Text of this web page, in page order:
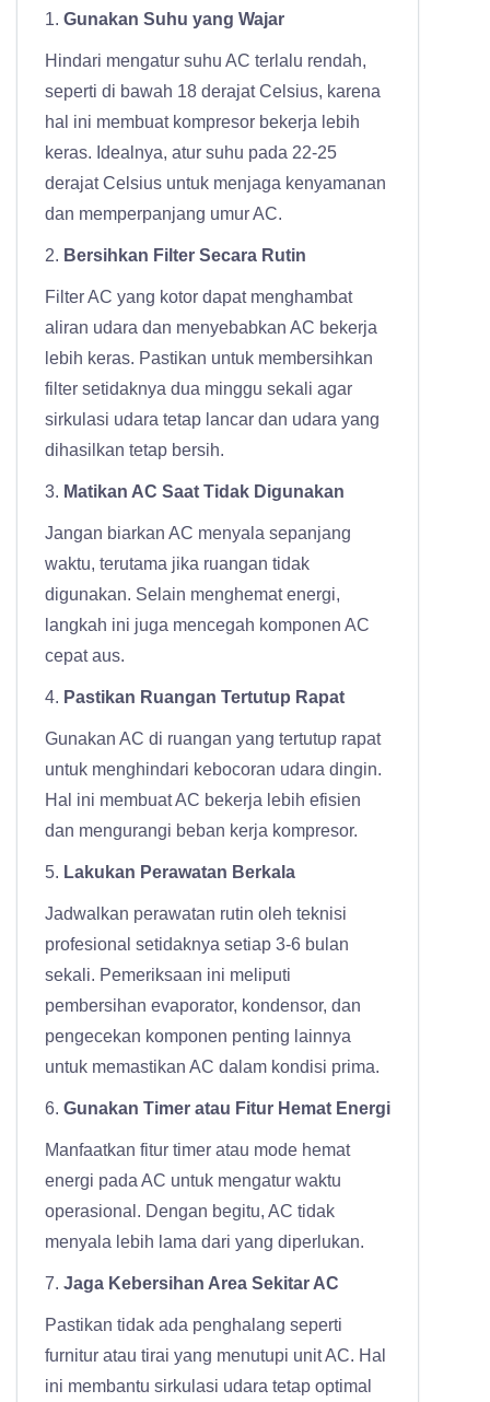
1. Gunakan Suhu yang Wajar
Hindari mengatur suhu AC terlalu rendah,
seperti di bawah 18 derajat Celsius, karena
hal ini membuat kompresor bekerja lebih
keras. Idealnya, atur suhu pada 22-25
derajat Celsius untuk menjaga kenyamanan
dan memperpanjang umur AC.
2. Bersihkan Filter Secara Rutin
Filter AC yang kotor dapat menghambat
aliran udara dan menyebabkan AC bekerja
lebih keras. Pastikan untuk membersihkan
filter setidaknya dua minggu sekali agar
sirkulasi udara tetap lancar dan udara yang
dihasilkan tetap bersih.
3. Matikan AC Saat Tidak Digunakan
Jangan biarkan AC menyala sepanjang
waktu, terutama jika ruangan tidak
digunakan. Selain menghemat energi,
langkah ini juga mencegah komponen AC
cepat aus.
4. Pastikan Ruangan Tertutup Rapat
Gunakan AC di ruangan yang tertutup rapat
untuk menghindari kebocoran udara dingin.
Hal ini membuat AC bekerja lebih efisien
dan mengurangi beban kerja kompresor.
5. Lakukan Perawatan Berkala
Jadwalkan perawatan rutin oleh teknisi
profesional setidaknya setiap 3-6 bulan
sekali. Pemeriksaan ini meliputi
pembersihan evaporator, kondensor, dan
pengecekan komponen penting lainnya
untuk memastikan AC dalam kondisi prima.
6. Gunakan Timer atau Fitur Hemat Energi
Manfaatkan fitur timer atau mode hemat
energi pada AC untuk mengatur waktu
operasional. Dengan begitu, AC tidak
menyala lebih lama dari yang diperlukan.
7. Jaga Kebersihan Area Sekitar AC
Pastikan tidak ada penghalang seperti
furnitur atau tirai yang menutupi unit AC. Hal
ini membantu sirkulasi udara tetap optimal